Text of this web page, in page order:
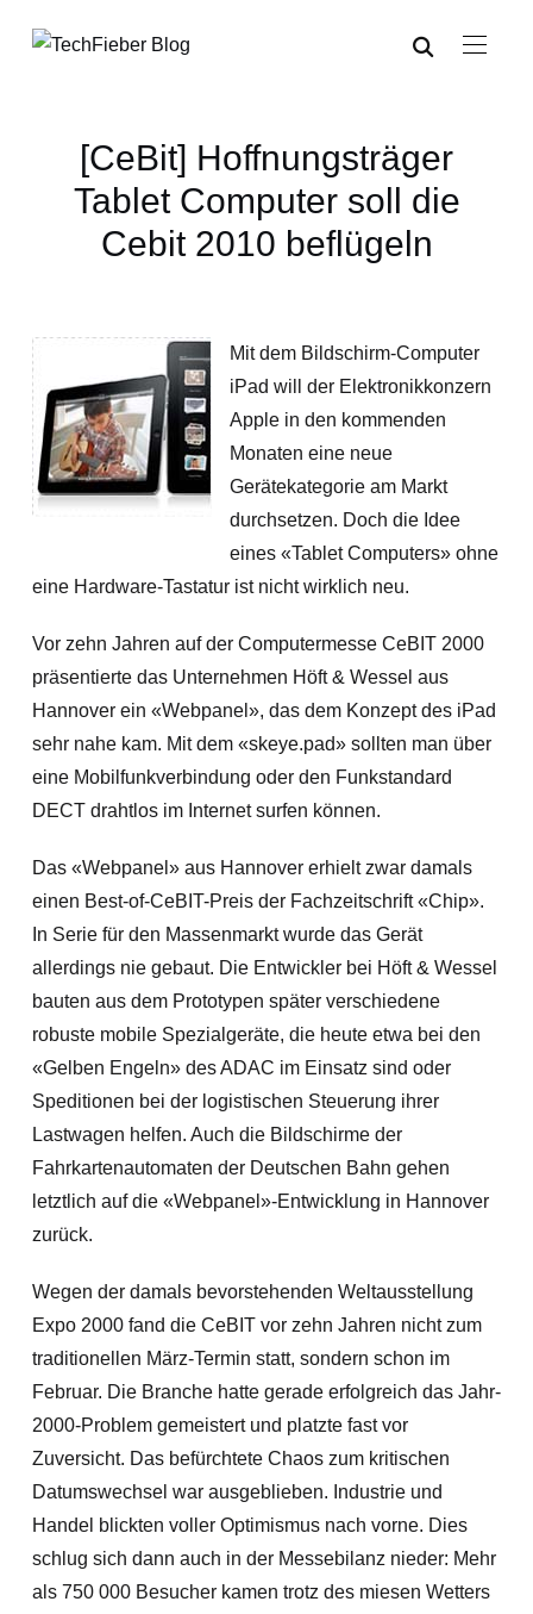
[CeBit] Hoffnungsträger
Tablet Computer soll die
Cebit 2010 beflügeln
Mit dem Bildschirm-Computer
iPad will der Elektronikkonzern
Apple in den kommenden
Monaten eine neue
Gerätekategorie am Markt
durchsetzen. Doch die Idee
eines «Tablet Computers» ohne
eine Hardware-Tastatur ist nicht wirklich neu.
Vor zehn Jahren auf der Computermesse CeBIT 2000
präsentierte das Unternehmen Höft & Wessel aus
Hannover ein «Webpanel», das dem Konzept des iPad
sehr nahe kam. Mit dem «skeye.pad» sollten man über
eine Mobilfunkverbindung oder den Funkstandard
DECT drahtlos im Internet surfen können.
Das «Webpanel» aus Hannover erhielt zwar damals
einen Best-of-CeBIT-Preis der Fachzeitschrift «Chip».
In Serie für den Massenmarkt wurde das Gerät
allerdings nie gebaut. Die Entwickler bei Höft & Wessel
bauten aus dem Prototypen später verschiedene
robuste mobile Spezialgeräte, die heute etwa bei den
«Gelben Engeln» des ADAC im Einsatz sind oder
Speditionen bei der logistischen Steuerung ihrer
Lastwagen helfen. Auch die Bildschirme der
Fahrkartenautomaten der Deutschen Bahn gehen
letztlich auf die «Webpanel»-Entwicklung in Hannover
zurück.
Wegen der damals bevorstehenden Weltausstellung
Expo 2000 fand die CeBIT vor zehn Jahren nicht zum
traditionellen März-Termin statt, sondern schon im
Februar. Die Branche hatte gerade erfolgreich das Jahr-
2000-Problem gemeistert und platzte fast vor
Zuversicht. Das befürchtete Chaos zum kritischen
Datumswechsel war ausgeblieben. Industrie und
Handel blickten voller Optimismus nach vorne. Dies
schlug sich dann auch in der Messebilanz nieder: Mehr
als 750 000 Besucher kamen trotz des miesen Wetters